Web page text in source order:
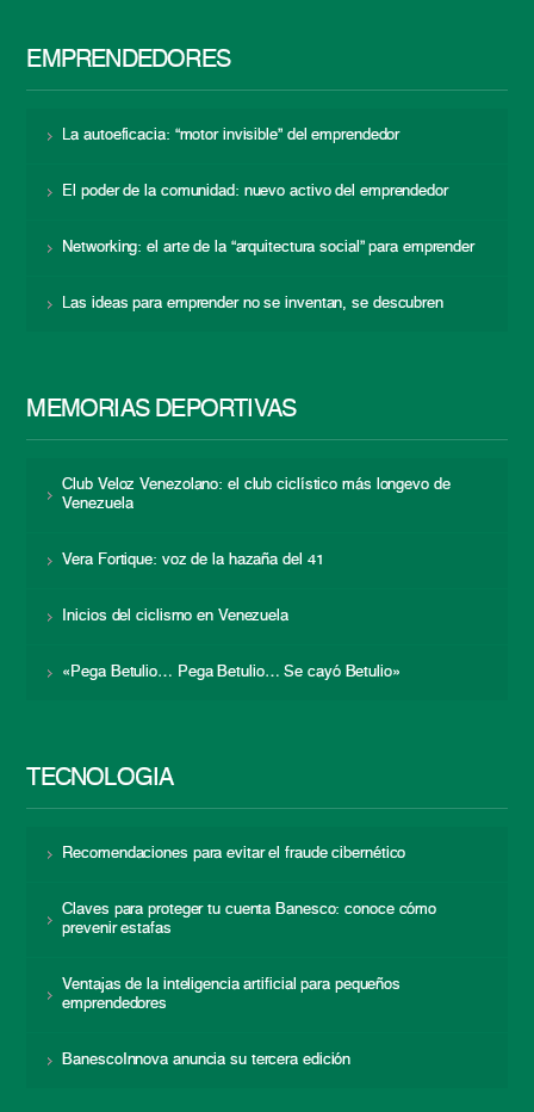
EMPRENDEDORES
La autoeficacia: “motor invisible” del emprendedor
El poder de la comunidad: nuevo activo del emprendedor
Networking: el arte de la “arquitectura social” para emprender
Las ideas para emprender no se inventan, se descubren
MEMORIAS DEPORTIVAS
Club Veloz Venezolano: el club ciclístico más longevo de
Venezuela
Vera Fortique: voz de la hazaña del 41
Inicios del ciclismo en Venezuela
«Pega Betulio… Pega Betulio… Se cayó Betulio»
TECNOLOGÍA
Recomendaciones para evitar el fraude cibernético
Claves para proteger tu cuenta Banesco: conoce cómo
prevenir estafas
Ventajas de la inteligencia artificial para pequeños
emprendedores
BanescoInnova anuncia su tercera edición